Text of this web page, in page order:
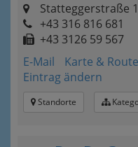
Statteggerstraße
+43 316 816 681
+43 3126 59 567
E-Mail
Karte &
Eintrag ändern
Standorte